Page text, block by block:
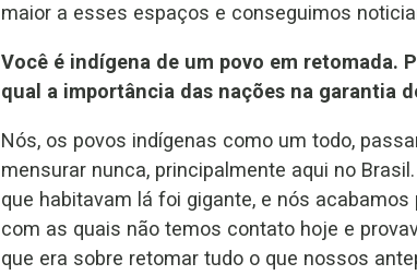
maior a esses espaços e conseguimos
Você é indígena de um povo em retomada.
qual a importância das nações na garantia
Nós, os povos indígenas como um todo,
mensurar nunca, principalmente aqui no
que habitavam lá foi gigante, e nós
com as quais não temos contato hoje e
que era sobre retomar tudo o que nossos